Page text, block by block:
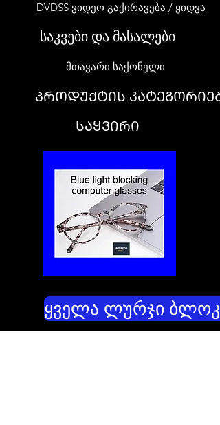
DVDSS ვიდეო გაქირავება / ყიდვა
საკვები და მასალები
მთავარი საქონელი
ᲞᲠᲝᲓᲣᲥᲢᲘᲡ
ᲡᲐᲧᲕᲘᲠᲘ
ყველა ლურჯი